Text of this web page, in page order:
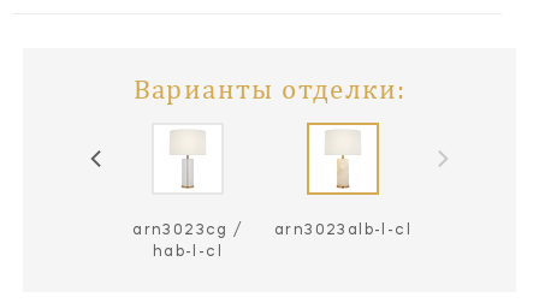
Варианты отделки:
arn3023cg /
hab-l-cl
arn3023alb-l-cl